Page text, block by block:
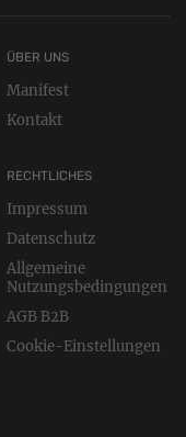
RECHTLICHES
Impressum
Datenschutz
Allgemeine
Nutzungsbedingungen
AGB B2B
Cookie-Einstellungen
ÜBER UNS
Manifest
Kontakt